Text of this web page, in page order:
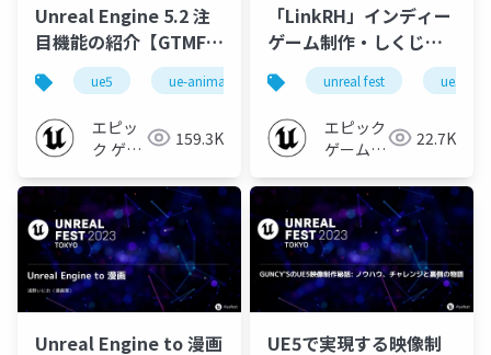
Unreal Engine 5.2 注
目機能の紹介【GTMF
2023】ue5 ue-animation ue-editor ue-
エピッ
ク ゲー
ャパン
159.3K
「LinkRH」インディー
ゲーム制作・しくじり
事例紹介＆よきゲーム
開発生活を続けるに
は？【UNREAL FEST
2023 TOKYO】
unreal fest ue5
エピック
ゲームズ
22.7K
Unreal Engine to 漫画
UE5で実現する映像制